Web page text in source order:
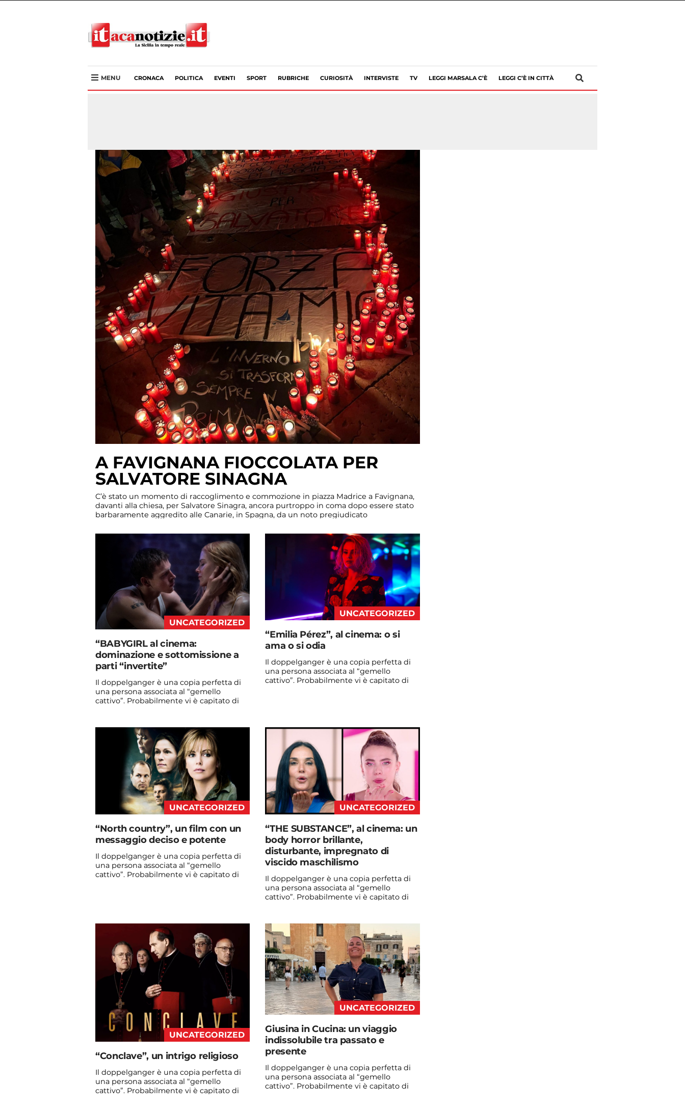
MENU CRONACA POLITICA EVENTI SPORT RUBRICHE CURIOSITÀ INTERVISTE TV LEGGI MARSALA C’È LEGGI C’È IN CITTÀ
A FAVIGNANA FIOCCOLATA PER
SALVATORE SINAGNA
C’è stato un momento di raccoglimento e commozione in piazza Madrice a Favignana,
davanti alla chiesa, per Salvatore Sinagra, ancora purtroppo in coma dopo essere stato
barbaramente aggredito alle Canarie, in Spagna, da un noto pregiudicato
per questo bravo ragazzo conosciuto e amato […]
UNCATEGORIZED
“BABYGIRL al cinema:
dominazione e sottomissione a
parti “invertite”
Il doppelganger è una copia perfetta di
una persona associata al “gemello
cattivo”. Probabilmente vi è capitato di
admin@admin.com 3 days fa
UNCATEGORIZED
“Emilia Pérez”, al cinema: o si
ama o si odia
Il doppelganger è una copia perfetta di
una persona associata al “gemello
cattivo”. Probabilmente vi è capitato di
UNCATEGORIZED
“North country”, un film con un
messaggio deciso e potente
Il doppelganger è una copia perfetta di
una persona associata al “gemello
cattivo”. Probabilmente vi è capitato di
UNCATEGORIZED
“THE SUBSTANCE”, al cinema: un
body horror brillante,
disturbante, impregnato di
viscido maschilismo
Il doppelganger è una copia perfetta di
una persona associata al “gemello
cattivo”. Probabilmente vi è capitato di
admin@admin.com 3 days fa
UNCATEGORIZED
“Conclave”, un intrigo religioso
Il doppelganger è una copia perfetta di
una persona associata al “gemello
cattivo”. Probabilmente vi è capitato di
UNCATEGORIZED
Giusina in Cucina: un viaggio
indissolubile tra passato e
presente
Il doppelganger è una copia perfetta di
una persona associata al “gemello
cattivo”. Probabilmente vi è capitato di